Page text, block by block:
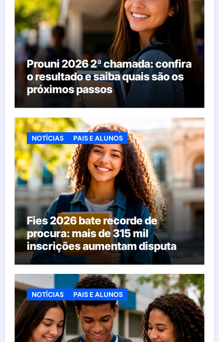
Prouni 2026 2ª chamada: confira
o resultado e saiba quais são os
próximos passos
NOTÍCIAS PAIS E ALUNOS
Fies 2026 bate recorde de
procura: mais de 315 mil
inscrições aumentam disputa
pelas vagas; veja o que acontece
agora
NOTÍCIAS PAIS E ALUNOS